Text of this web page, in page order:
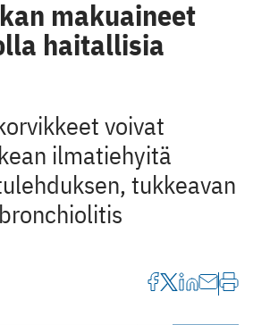
makuaineet
haitallisia
voivat
ilmatiehyitä
tukkeavan